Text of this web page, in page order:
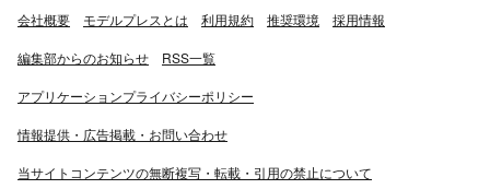
会社概要 モデルプレスとは 利用規約 推奨環境 採用情報
編集部からのお知らせ RSS一覧
アプリケーションプライバシーポリシー
情報提供・広告掲載・お問い合わせ
当サイトコンテンツの無断複写・転載・引用の禁止について